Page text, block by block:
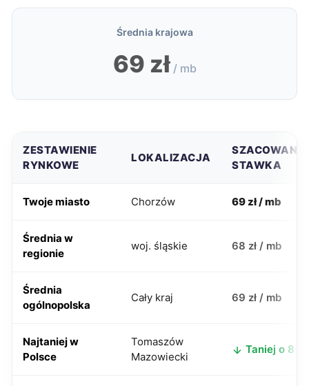
Średnia krajowa
69 zł / mb
ZESTAWIENIE
RYNKOWE
LOKALIZACJA
SZACOWANA
STAWKA
Twoje miasto Chorzów 69 zł / mb
Średnia w
regionie
woj. śląskie 68 zł / mb
Średnia
ogólnopolska
Cały kraj 69 zł / mb
Najtaniej w
Polsce
Tomaszów
Mazowiecki
Taniej o 8 zł